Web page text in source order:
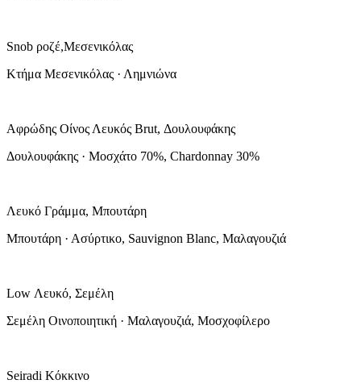
Snob ροζέ,Μεσενικόλας
Κτήμα Μεσενικόλας · Λημνιώνα
Αφρώδης Οίνος Λευκός Brut, Δουλουφάκης
Δουλουφάκης · Μοσχάτο 70%, Chardonnay 30%
Λευκό Γράμμα, Μπουτάρη
Μπουτάρη · Ασύρτικο, Sauvignon Blanc, Μαλαγουζιά
Low Λευκό, Σεμέλη
Σεμέλη Οινοποιητική · Μαλαγουζιά, Μοσχοφίλερο
Seiradi Κόκκινο